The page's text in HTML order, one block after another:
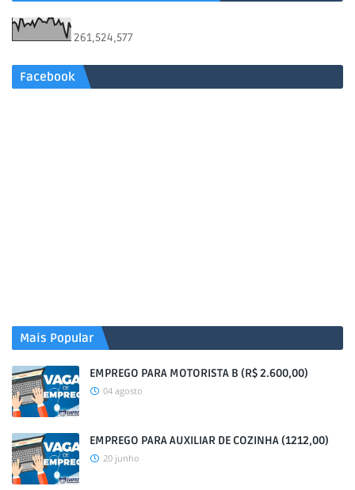
261,524,577
Facebook
Mais Popular
EMPREGO PARA MOTORISTA B (R$ 2.600,00)
04 agosto
EMPREGO PARA AUXILIAR DE COZINHA (1212,00)
20 junho